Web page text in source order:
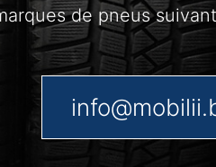
de pneus